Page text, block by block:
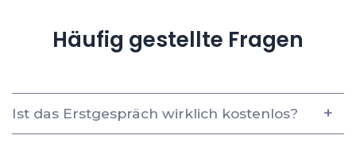
Häufig gestellte Fragen
Ist das Erstgespräch wirklich kostenlos?